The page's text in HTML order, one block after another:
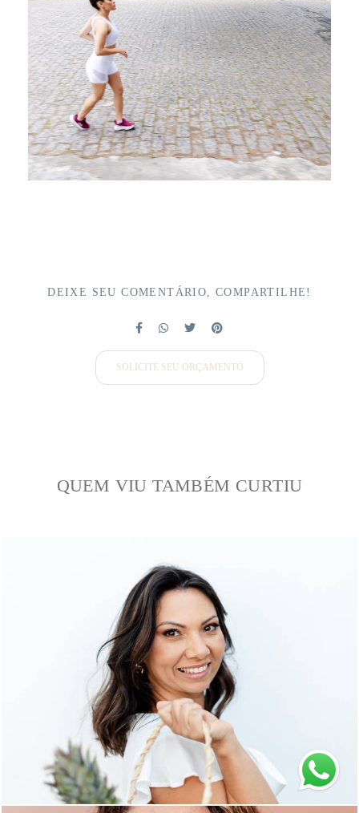
DEIXE SEU COMENTÁRIO, COMPARTILHE!
SOLICITE SEU ORÇAMENTO
QUEM VIU TAMBÉM CURTIU